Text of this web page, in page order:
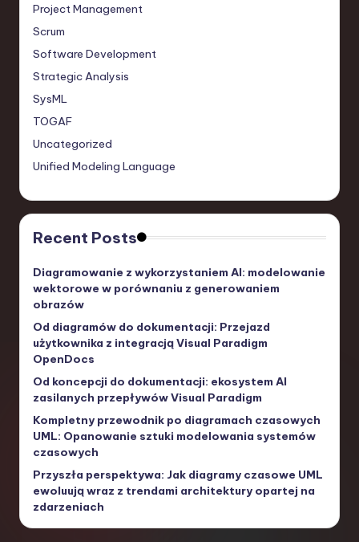
Project Management
Scrum
Software Development
Strategic Analysis
SysML
TOGAF
Uncategorized
Unified Modeling Language
Recent Posts
Diagramowanie z wykorzystaniem AI: modelowanie
wektorowe w porównaniu z generowaniem
obrazów
Od diagramów do dokumentacji: Przejazd
użytkownika z integracją Visual Paradigm
OpenDocs
Od koncepcji do dokumentacji: ekosystem AI
zasilanych przepływów Visual Paradigm
Kompletny przewodnik po diagramach czasowych
UML: Opanowanie sztuki modelowania systemów
czasowych
Przyszła perspektywa: Jak diagramy czasowe UML
ewoluują wraz z trendami architektury opartej na
zdarzeniach